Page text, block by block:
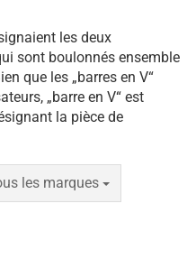
les deux
sont boulonnés ensemble
que les „barres en V“
„barre en V“ est
la pièce de
les marques
page